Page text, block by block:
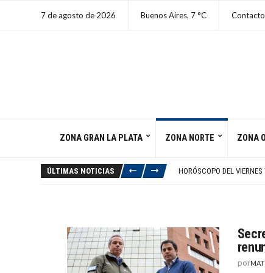
7 de agosto de 2026 Buenos Aires, 7 C Contacto
ZONA GRAN LA PLATA ZONA NORTE ZONA
ÚLTIMAS NOTICIAS
HORÓSCOPO DEL VIERNES
por